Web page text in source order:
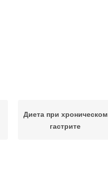
Диета при хроническом
гастрите